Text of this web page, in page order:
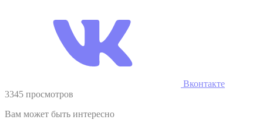
Вконтакте
3345 просмотров
Вам может быть интересно